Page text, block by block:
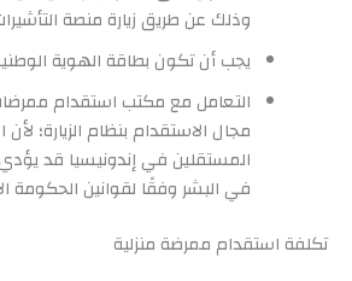
وذلك عن طريق زيارة منصة
يجب أن تكون بطاقة الهوية
التعامل مع مكتب استقدام
مجال الاستقدام بنظام الزيارة؛
المستقلين في إندونيسيا قد يؤدي
في البشر وفقًا لقوانين الحكومة
تكلفة استقدام ممرضة منزلية